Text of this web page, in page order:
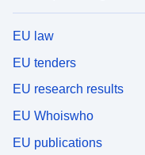
EU law
EU tenders
EU research results
EU Whoiswho
EU publications